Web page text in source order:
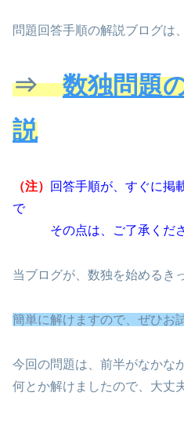
問題回答手順の解説ブログは
⇒数独問題
説
（注）
回答手順が、すぐに掲
で
その点は、ご了承くださ
当ブログが、数独を始めるき
簡単に解けますので、ぜひお
今回の問題は、前半がなかな
何とか解けましたので、大丈